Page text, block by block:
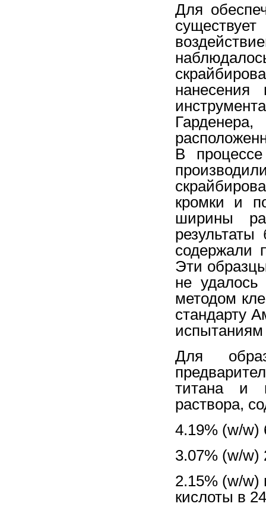
Для
нанесения
В
кромки и
ширины
содержали
Эти
не удалось
методом
стандарту
испытаниям
Для
титана и
раствора,
4.19% (w/w)
3.07% (w/w)
2.15% (w/w)
кислоты в